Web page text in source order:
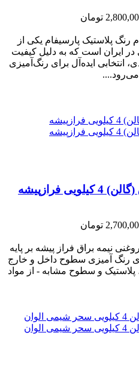
تومان
رنگ پلاستیک پارسیفام یکی از
ایران است که به دلیل کیفیت
انتخابی ایده‌آل برای رنگ‌آمیزی
فرازپیشه
تومان
نیمه براق فراز پیشه بر پایه
رنگ آمیزی سطوح داخل و خارج
پلاستیک و سطوح مشابه - از مواد